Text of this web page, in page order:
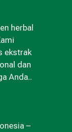
herbal
ekstrak
dan
Anda..
–